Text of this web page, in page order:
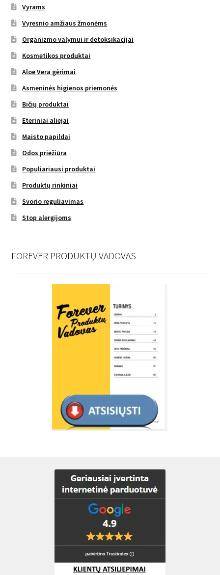
Vyrams
Vyresnio amžiaus žmonėms
Organizmo valymui ir detoksikacijai
Kosmetikos produktai
Aloe Vera gėrimai
Asmeninės higienos priemonės
Bičių produktai
Eteriniai aliejai
Maisto papildai
Odos priežiūra
Populiariausi produktai
Produktų rinkiniai
Svorio reguliavimas
Stop alergijoms
FOREVER PRODUKTŲ VADOVAS